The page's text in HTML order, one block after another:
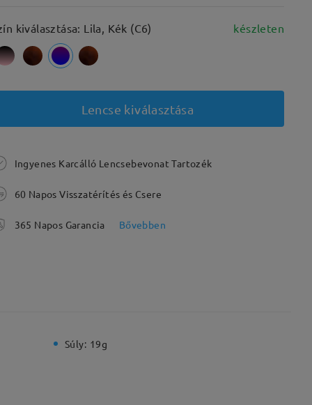
kiválasztása: Lila, Kék (C6) készleten
Lencse kiválasztása
Ingyenes Karcálló Lencsebevonat Tartozék
60 Napos Visszatérítés és Csere
365 Napos Garancia Bővebben
Súly: 19g